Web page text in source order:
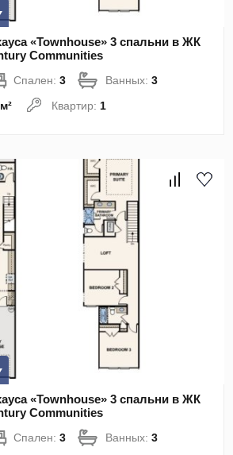
«Townhouse» 3 спальни в ЖК
Communities
Спален:3 Ванных:3
Квартир: 1
«Townhouse» 3 спальни в ЖК
Communities
Спален:3 Ванных:3